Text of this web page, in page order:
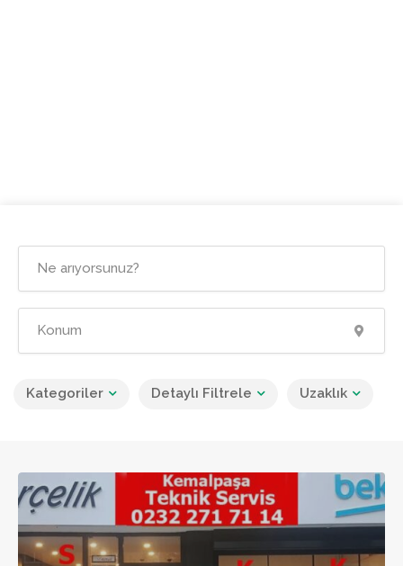
Kategoriler Detaylı Filtrele Uzaklık